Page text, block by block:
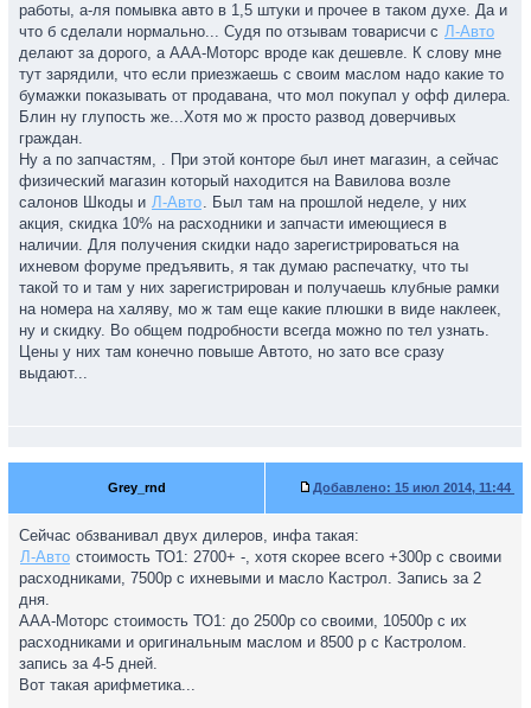
работы, а-ля помывка авто в 1,5 штуки и прочее в таком духе. Да и
что б сделали нормально... Судя по отзывам товарисчи с Л-Авто
делают за дорого, а ААА-Моторс вроде как дешевле. К слову мне
тут зарядили, что если приезжаешь с своим маслом надо какие то
бумажки показывать от продавана, что мол покупал у офф дилера.
Блин ну глупость же...Хотя мо ж просто развод доверчивых
граждан.
Ну а по запчастям, . При этой конторе был инет магазин, а сейчас
физический магазин который находится на Вавилова возле
салонов Шкоды и Л-Авто. Был там на прошлой неделе, у них
акция, скидка 10% на расходники и запчасти имеющиеся в
наличии. Для получения скидки надо зарегистрироваться на
ихневом форуме предъявить, я так думаю распечатку, что ты
такой то и там у них зарегистрирован и получаешь клубные рамки
на номера на халяву, мо ж там еще какие плюшки в виде наклеек,
ну и скидку. Во общем подробности всегда можно по тел узнать.
Цены у них там конечно повыше Автото, но зато все сразу
выдают...
Grey_rnd Добавлено: 15 июл 2014, 11:44
Сейчас обзванивал двух дилеров, инфа такая:
Л-Авто стоимость ТО1: 2700+ -, хотя скорее всего +300р с своими
расходниками, 7500р с ихневыми и масло Кастрол. Запись за 2
дня.
ААА-Моторс стоимость ТО1: до 2500р со своими, 10500р с их
расходниками и оригинальным маслом и 8500 р с Кастролом.
запись за 4-5 дней.
Вот такая арифметика...